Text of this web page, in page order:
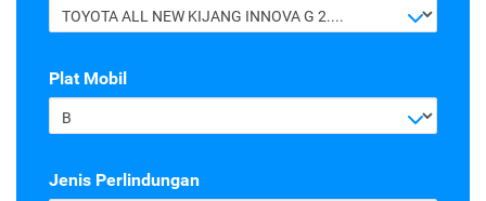
TOYOTA ALL NEW KIJANG INNOVA G 2.4 A/T DIESEL
Plat Mobil
B
Jenis Perlindungan